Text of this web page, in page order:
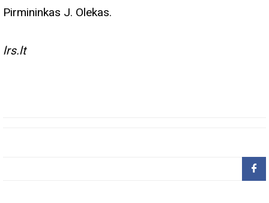
Pirmininkas J. Olekas.
lrs.lt